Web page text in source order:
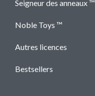
Seigneur des anneaux ™
Noble Toys ™
Autres licences
Bestsellers